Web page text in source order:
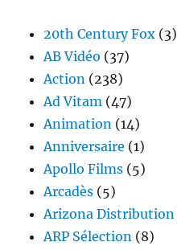
20th Century Fox (3)
AB Vidéo (37)
Action (238)
Ad Vitam (47)
Animation (14)
Anniversaire (1)
Apollo Films (5)
Arcadès (5)
Arizona Distribution
ARP Sélection (8)